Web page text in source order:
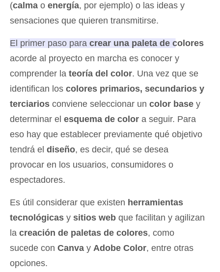
(calma o energía, por ejemplo) o las ideas y
sensaciones que quieren transmitirse.
El primer paso para crear una paleta de colores
acorde al proyecto en marcha es conocer y
comprender la teoría del color. Una vez que se
identifican los colores primarios, secundarios y
terciarios conviene seleccionar un color base y
determinar el esquema de color a seguir. Para
eso hay que establecer previamente qué objetivo
tendrá el diseño, es decir, qué se desea
provocar en los usuarios, consumidores o
espectadores.
Es útil considerar que existen herramientas
tecnológicas y sitios web que facilitan y agilizan
la creación de paletas de colores, como
sucede con Canva y Adobe Color, entre otras
opciones.